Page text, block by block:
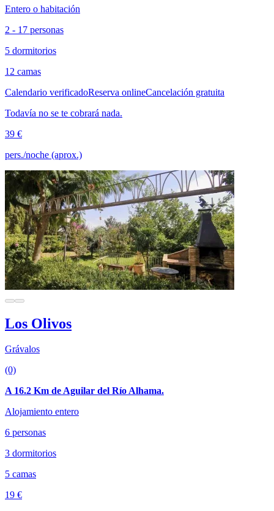
Entero o habitación
2 - 17 personas
5 dormitorios
12 camas
Calendario verificadoReserva onlineCancelación gratuita
Todavía no se te cobrará nada.
39 €
pers./noche (aprox.)
Los Olivos
Grávalos
(0)
A 16.2 Km de Aguilar del Río Alhama.
Alojamiento entero
6 personas
3 dormitorios
5 camas
19 €